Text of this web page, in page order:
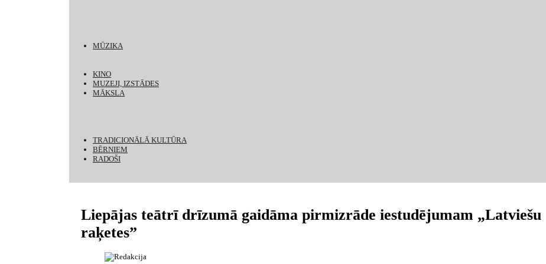
MŪZIKA
KINO
MUZEJI, IZSTĀDES
MĀKSLA
TRADICIONĀLĀ KULTŪRA
BĒRNIEM
RADOŠI
Liepājas teātrī drīzumā gaidāma pirmizrāde iestudējumam „Latviešu
raķetes”